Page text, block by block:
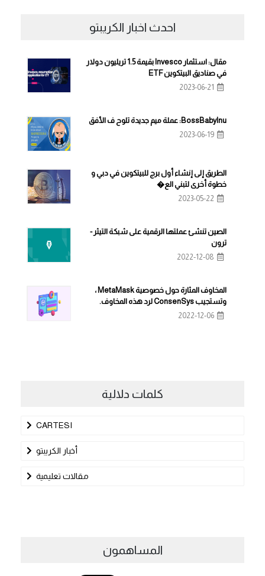
احدث اخبار الكريبتو
مقال: استثمار Invesco بقيمة 1.5 تريليون دولار
في صناديق البيتكوين ETF
2023-06-21
BossBabyInu: عملة ميم جديدة تلوح ف الأفق
2023-06-19
الطريق إلى إنشاء أول برج للبيتكوين في دبي و
خطوة أخرى لتبني الع�
2023-05-22
الصين تنشئ عملتها الرقمية على شبكة التيثر -
ترون
2022-12-08
المخاوف المثارة حول خصوصية MetaMask ،
وتستجيب ConsenSys لرد هذه المخاوف.
2022-12-06
كلمات دلالية
CARTESI
أخبار الكريبتو
مقالات تعليمية
المساهمون